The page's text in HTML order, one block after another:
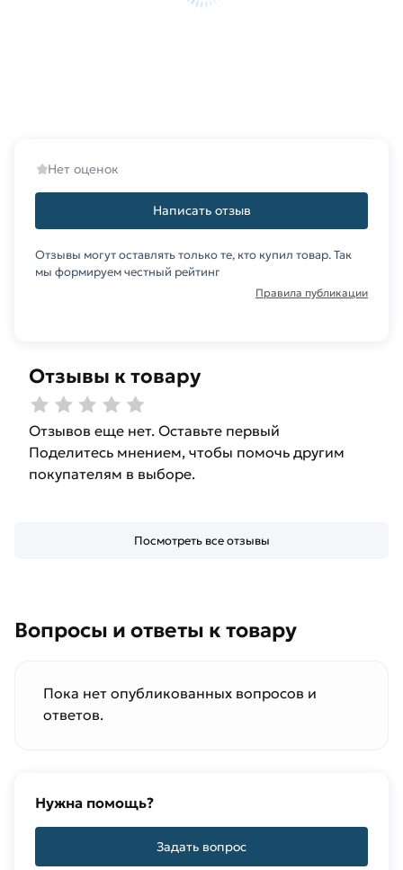
Отзывы к товару
Отзывов еще нет. Оставьте первый
Поделитесь мнением, чтобы помочь другим
покупателям в выборе.
Посмотреть все отзывы
Нет оценок
Написать отзыв
Отзывы могут оставлять только те, кто купил товар. Так
мы формируем честный рейтинг
Правила публикации
Вопросы и ответы к товару
Пока нет опубликованных вопросов и
ответов.
Нужна помощь?
Задать вопрос